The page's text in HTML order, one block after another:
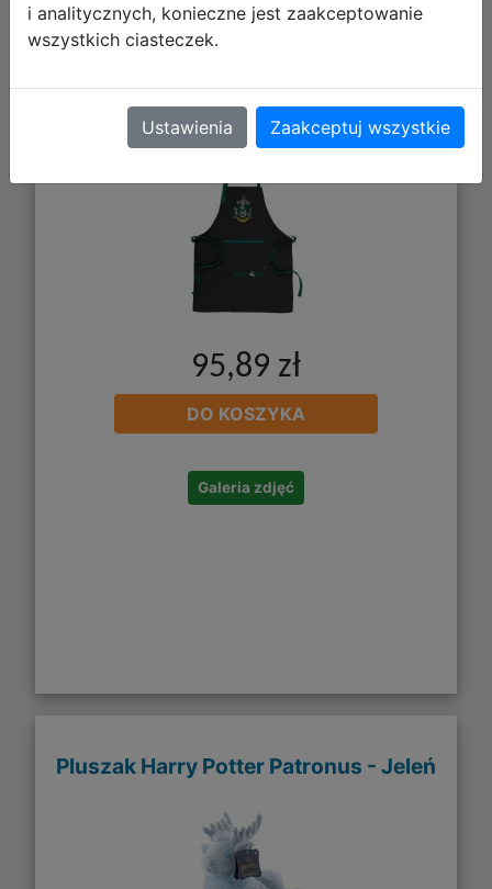
Fartuch Kuchenny Harry Potter -
Slytherin
95,89 zł
DO KOSZYKA
Galeria zdjęć
Pluszak Harry Potter Patronus - Jeleń
i analitycznych, konieczne jest zaakceptowanie
wszystkich ciasteczek.
Ustawienia Zaakceptuj wszystkie